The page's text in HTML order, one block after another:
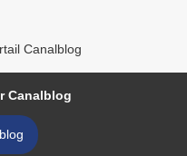
Canalblog
Canalblog